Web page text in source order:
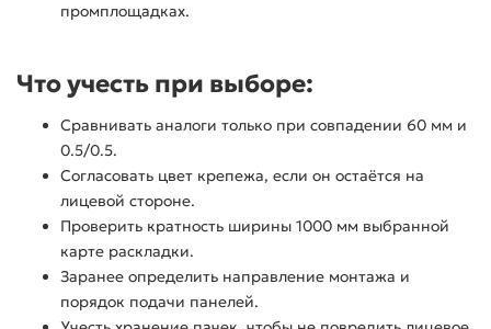
промплощадках.
Что учесть при выборе:
Сравнивать аналоги только при совпадении 60 мм и
0.5/0.5.
Согласовать цвет крепежа, если он остаётся на
лицевой стороне.
Проверить кратность ширины 1000 мм выбранной
карте раскладки.
Заранее определить направление монтажа и
порядок подачи панелей.